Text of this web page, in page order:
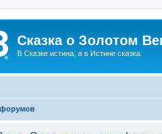
Сказка о Золотом
В Сказке истина, а в Истине сказка.